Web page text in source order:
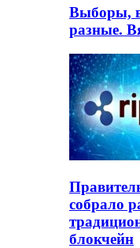
Выборы,
разные.
собрало
блокчейн